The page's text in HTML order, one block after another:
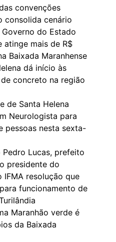
convenções
consolida cenário
do Estado
atinge mais de R$
Baixada Maranhense
dá início às
concreto na região
de Santa Helena
Neurologista para
pessoas nesta sexta-
Lucas, prefeito
presidente do
IFMA resolução que
funcionamento de
Maranhão verde é
da Baixada